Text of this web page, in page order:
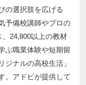
の選択肢を広げる
予備校講師やプロの
24,800以上の教材
ぶ職業体験や短期留
ナルの高校生活」
。アドビが提供して